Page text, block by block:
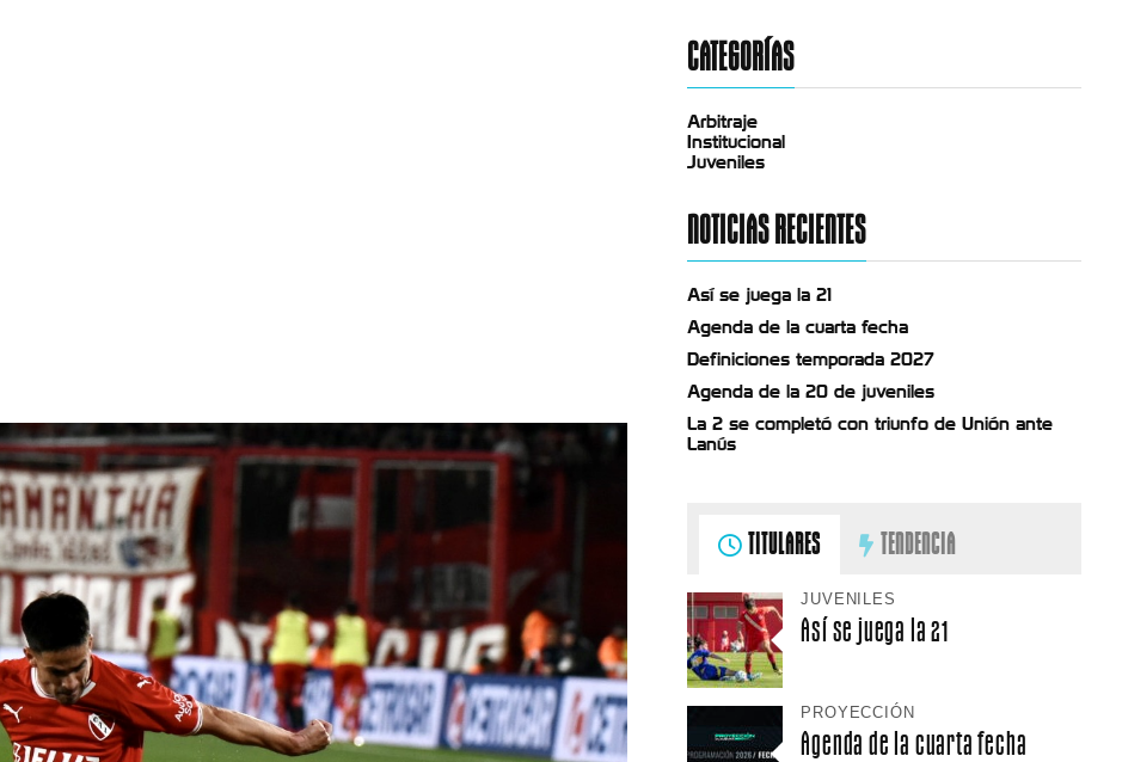
CATEGORÍAS
Arbitraje
Institucional
Juveniles
NOTICIAS RECIENTES
Así se juega la 21
Agenda de la cuarta fecha
Definiciones temporada 2027
Agenda de la 20 de juveniles
La 2 se completó con triunfo de Unión ante
Lanús
TITULARES TENDENCIA
JUVENILES
Así se juega la 21
PROYECCIÓN
Agenda de la cuarta fecha